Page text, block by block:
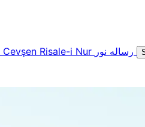
Cevşen Risale-i Nur